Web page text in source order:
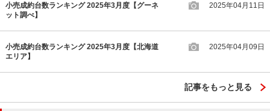
小売成約台数ランキング 2025年3月度【グーネ
ット調べ】
2025年04月11日
小売成約台数ランキング 2025年3月度【北海道
エリア】
2025年04月09日
記事をもっと見る